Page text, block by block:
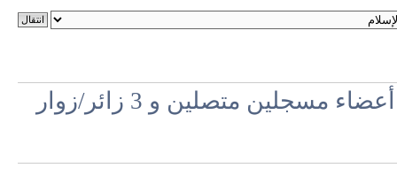
متصلين و 3 زائر/زوار